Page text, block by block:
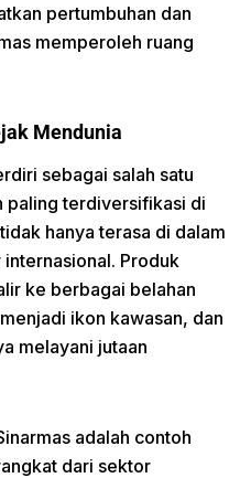
pertumbuhan dan
memperoleh ruang
Mendunia
sebagai salah satu
paling terdiversifikasi di
hanya terasa di dalam
Produk
ke berbagai belahan
ikon kawasan, dan
melayani jutaan
adalah contoh
dari sektor